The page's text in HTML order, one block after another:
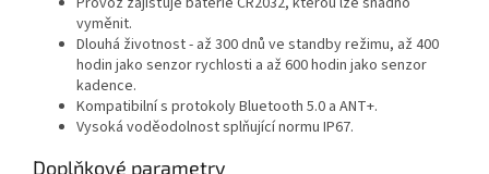
vyměnit.
Dlouhá životnost - až 300 dnů ve standby režimu, až 400
hodin jako senzor rychlosti a až 600 hodin jako senzor
kadence.
Kompatibilní s protokoly Bluetooth 5.0 a ANT+.
Vysoká voděodolnost splňující normu IP67.
Doplňkové parametry